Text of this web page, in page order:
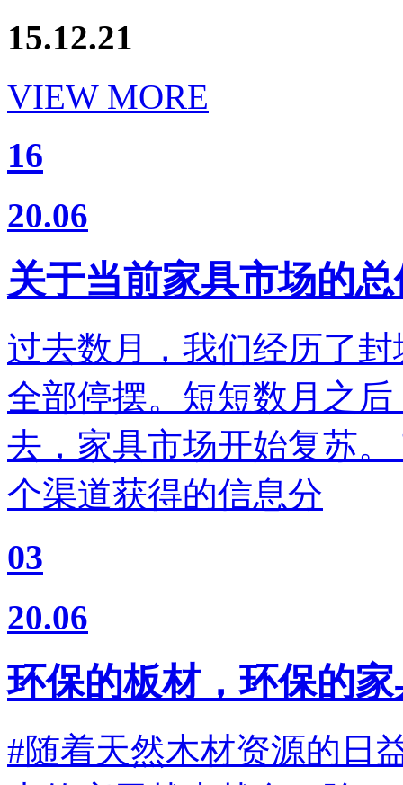
15.12.21
VIEW MORE
16
20.06
关于当前家具市场的
过去数月，我们经历了
全部停摆。短短数月之
去，家具市场开始复苏
个渠道获得的信息分
03
20.06
环保的板材，环保的
#随着天然木材资源的日